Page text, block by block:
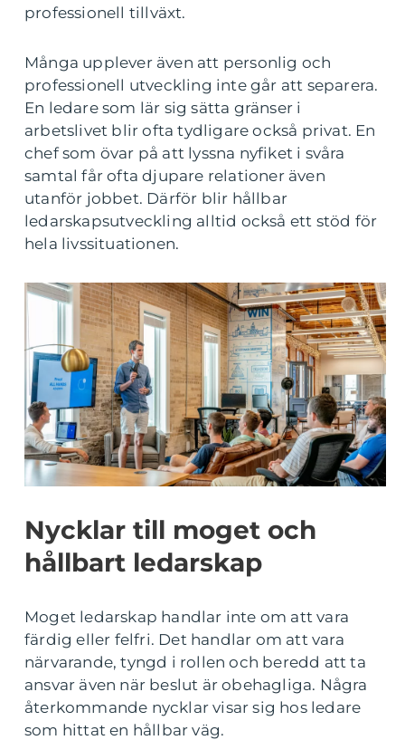
professionell tillväxt.
Många upplever även att personlig och
professionell utveckling inte går att separera.
En ledare som lär sig sätta gränser i
arbetslivet blir ofta tydligare också privat. En
chef som övar på att lyssna nyfiket i svåra
samtal får ofta djupare relationer även
utanför jobbet. Därför blir hållbar
ledarskapsutveckling alltid också ett stöd för
hela livssituationen.
Nycklar till moget och
hållbart ledarskap
Moget ledarskap handlar inte om att vara
färdig eller felfri. Det handlar om att vara
närvarande, tyngd i rollen och beredd att ta
ansvar även när beslut är obehagliga. Några
återkommande nycklar visar sig hos ledare
som hittat en hållbar väg.